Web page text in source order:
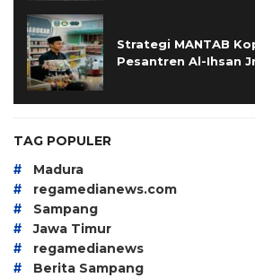
Strategi MANTAB
Pesantren Al-Ihsan
TAG POPULER
# Madura
# regamedianews.com
# Sampang
# Jawa Timur
# regamedianews
# Berita Sampang